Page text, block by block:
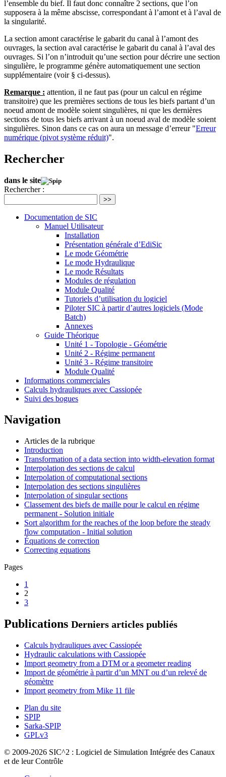
l’ensemble du bief. Il faut donc connaître 2 sections, que l’on
supposera à la même abscisse, correspondant à l’amont et à l’aval de
la singularité.
La section amont caractérise le gabarit du canal à l’amont des
ouvrages, la section aval caractérise le gabarit du canal à l’aval des
ouvrages. Si l’on n’introduit qu’une section pour décrire une section
singulière, le programme génère automatiquement une section
supplémentaire (voir § ci-dessus).
Remarque : attention, il ne faut pas (pour un calcul en régime
transitoire) que les premières sections de tous les biefs partant d’un
noeud amont de modèle soient singulières, ni que les dernières
sections de tous les biefs arrivant à un noeud aval de modèle soient
singulières. Sinon dans ce cas on aura un message d’erreur "Erreur
numérique (pivot système réduit)".
Rechercher
dans le site
Rechercher :
>>
Documentation de SIC
Manuel Utilisateur
Installation
Présentation générale d’EdiSic
Le mode Géométrie
Le mode Hydraulique
Le mode Résultats
Modules de régulation
Module Qualité
Tutoriels d’utilisation du logiciel
Piloter SIC à partir d’autres logiciels (Mode
Batch)
Annexes
Guide Théorique
Unité 1 - Topologie - Géométrie
Unité 2 - Régime permanent
Unité 3 - Régime transitoire
Module Qualité
Informations commerciales
Calculs hydrauliques avec Cassiopée
Suivi des bogues
Navigation
Articles de la rubrique
Introduction
Transformation of a data section into width-elevation format
Interpolation des sections de calcul
Interpolation of computational sections
Interpolation des sections singulières
Interpolation of singular sections
Classement des biefs de maille pour le calcul en régime
permanent - Solution initiale
Sort algorithm for the reaches of the loop before the steady
flow computation - Initial solution
Équations de correction
Correcting equations
Pages
1
2
3
Publications Derniers articles publiés
Calculs hydrauliques avec Cassiopée
Hydraulic calculations with Cassiopée
Import geometry from a DTM or a geometer reading
Import de géométrie à partir d’un MNT ou d’un relevé de
géomètre
Import geometry from Mike 11 file
Plan du site
SPIP
Sarka-SPIP
GPLv3
© 2009-2026 SIC^2 : Logiciel de Simulation Intégrée des Canaux
et de leur Contrôle